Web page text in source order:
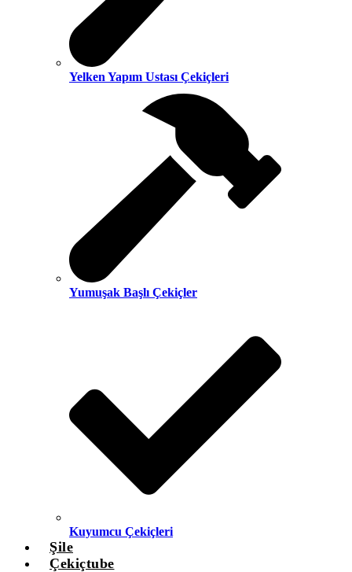
Yelken Yapım Ustası Çekiçleri
Yumuşak Başlı Çekiçler
Kuyumcu Çekiçleri
Şile
Çekiçtube